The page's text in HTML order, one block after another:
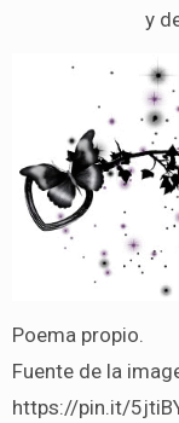
y
Poema propio.
Fuente de la
https://pin.it/